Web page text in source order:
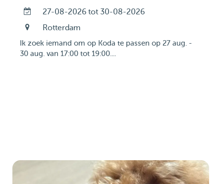
27-08-2026 tot 30-08-2026
Rotterdam
Ik zoek iemand om op Koda te passen op 27 aug. -
30 aug. van 17:00 tot 19:00....